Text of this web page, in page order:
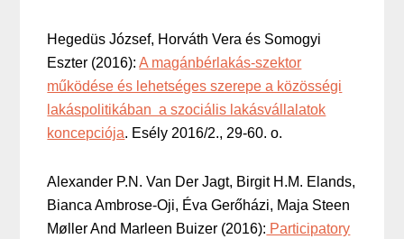
Hegedüs József, Horváth Vera és Somogyi
Eszter (2016):A magánbérlakás-szektor
működése és lehetséges szerepe a közösségi
lakáspolitikában  a szociális lakásvállalatok
koncepciója. Esély 2016/2., 29-60. o.
Alexander P.N. Van Der Jagt, Birgit H.M. Elands,
Bianca Ambrose-Oji, Éva Gerőházi, Maja Steen
Møller And Marleen Buizer (2016): Participatory